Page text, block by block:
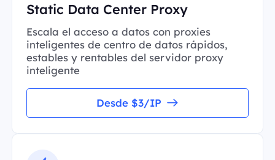
Static Data Center Proxy
Escala el acceso a datos con proxies
inteligentes de centro de datos rápidos,
estables y rentables del servidor proxy
inteligente
Desde $3/IP